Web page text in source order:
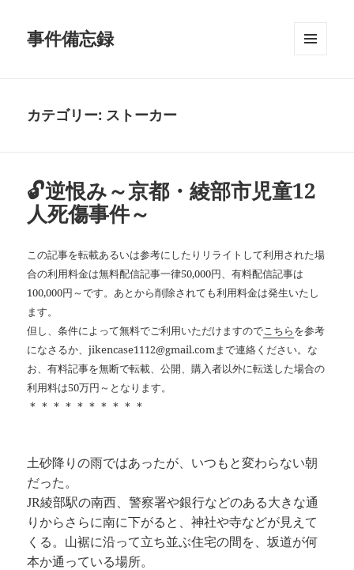
事件備忘録
カテゴリー: ストーカー
🔓逆恨み～京都・綾部市児童12
人死傷事件～
この記事を転載あるいは参考にしたりリライトして利用された場
合の利用料金は無料配信記事一律50,000円、有料配信記事は
100,000円～です。あとから削除されても利用料金は発生いたし
ます。
但し、条件によって無料でご利用いただけますのでこちらを参考
になさるか、jikencase1112@gmail.comまで連絡ください。な
お、有料記事を無断で転載、公開、購入者以外に転送した場合の
利用料は50万円～となります。
＊＊＊＊＊＊＊＊＊＊
土砂降りの雨ではあったが、いつもと変わらない朝
だった。
JR綾部駅の南西、警察署や銀行などのある大きな通
りからさらに南に下がると、神社や寺などが見えて
くる。山裾に沿って立ち並ぶ住宅の間を、坂道が何
本か通っている場所。